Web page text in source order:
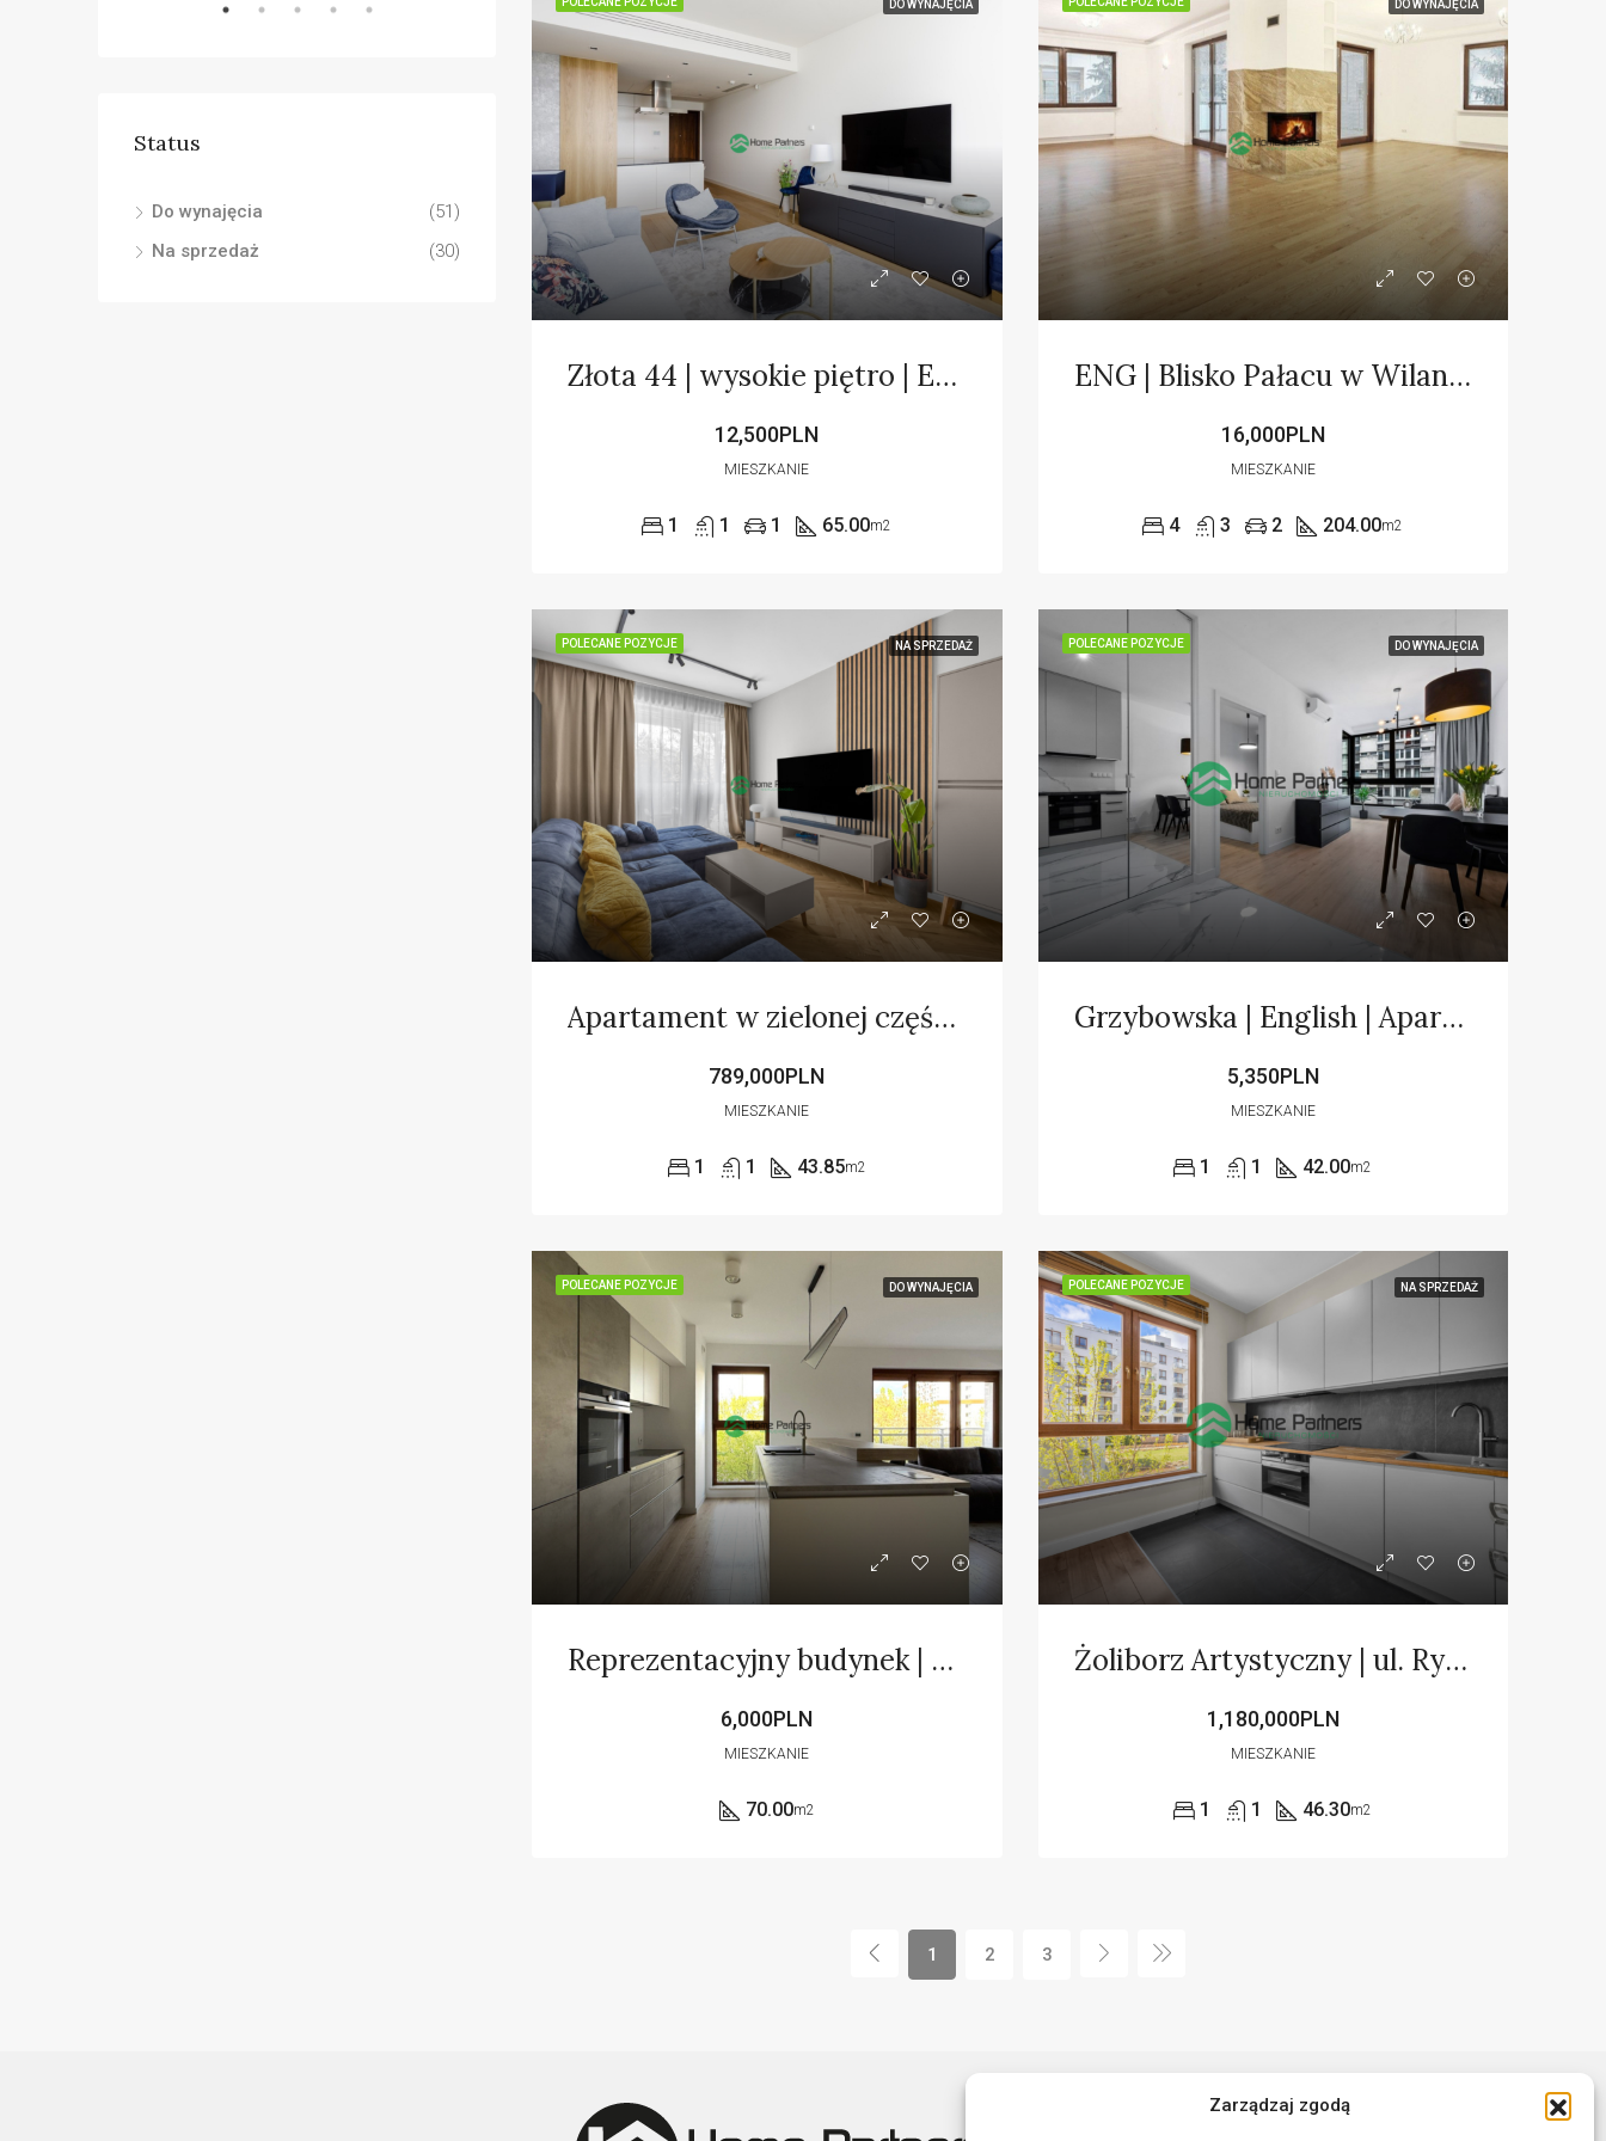
Zarządzaj zgodą
DO WYNAJĘCIA
Złota 44 | wysokie piętro | English
12,500PLN
MIESZKANIE
1 1 1 65.00m2
DO WYNAJĘCIA
ENG | Blisko Pałacu w Wilanowie | Cisza i spokój
16,000PLN
MIESZKANIE
4 3 2 204.00m2
POLECANE POZYCJE NA SPRZEDAŻ
Apartament w zielonej części Warszawy
789,000PLN
MIESZKANIE
1 1 43.85m2
POLECANE POZYCJE DO WYNAJĘCIA
Grzybowska | English | Apartamentowiec
5,350PLN
MIESZKANIE
1 1 42.00m2
POLECANE POZYCJE DO WYNAJĘCIA
Reprezentacyjny budynek | Sala spotkań | ENG
6,000PLN
MIESZKANIE
70.00m2
POLECANE POZYCJE NA SPRZEDAŻ
Żoliborz Artystyczny | ul. Rydygiera
1,180,000PLN
MIESZKANIE
1 1 46.30m2
1 2 3
Status
Do wynajęcia
(51)
Na sprzedaż
(30)